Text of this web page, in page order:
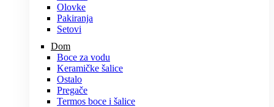
Olovke
Pakiranja
Setovi
Dom
Boce za vodu
Keramičke šalice
Ostalo
Pregače
Termos boce i šalice